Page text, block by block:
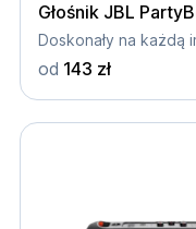
Głośnik JBL
Doskonały na każdą
od 143 zł